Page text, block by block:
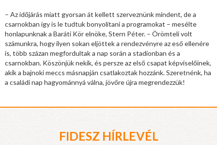
– Az időjárás miatt gyorsan át kellett szerveznünk mindent, de a
csarnokban így is le tudtuk bonyolítani a programokat – mesélte
honlapunknak a Baráti Kör elnöke, Stern Péter. – Örömteli volt
számunkra, hogy ilyen sokan eljöttek a rendezvényre az eső ellenére
is, több százan megfordultak a nap során a stadionban és a
csarnokban. Köszönjük nekik, és persze az első csapat képviselőinek,
akik a bajnoki meccs másnapján csatlakoztak hozzánk. Szeretnénk, ha
a családi nap hagyománnyá válna, jövőre újra megrendezzük!
FIDESZ HÍRLEVÉL